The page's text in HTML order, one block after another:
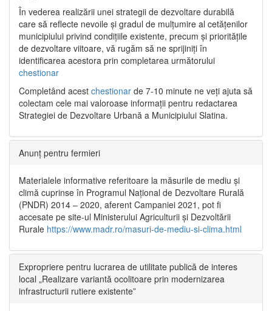
În vederea realizării unei strategii de dezvoltare durabilă
care să reflecte nevoile și gradul de mulțumire al cetățenilor
municipiului privind condițiile existente, precum și prioritățile
de dezvoltare viitoare, vă rugăm să ne sprijiniți în
identificarea acestora prin completarea următorului
chestionar
Completând acest chestionar de 7-10 minute ne veți ajuta să
colectam cele mai valoroase informații pentru redactarea
Strategiei de Dezvoltare Urbană a Municipiului Slatina.
Anunț pentru fermieri
Materialele informative referitoare la măsurile de mediu și
climă cuprinse în Programul Național de Dezvoltare Rurală
(PNDR) 2014 – 2020, aferent Campaniei 2021, pot fi
accesate pe site-ul Ministerului Agriculturii și Dezvoltării
Rurale https://www.madr.ro/masuri-de-mediu-si-clima.html
Expropriere pentru lucrarea de utilitate publică de interes
local „Realizare variantă ocolitoare prin modernizarea
infrastructurii rutiere existente”